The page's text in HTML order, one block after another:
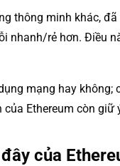
thông minh khác,
nhanh/rẻ hơn.
mạng hay
Ethereum còn giữ
của